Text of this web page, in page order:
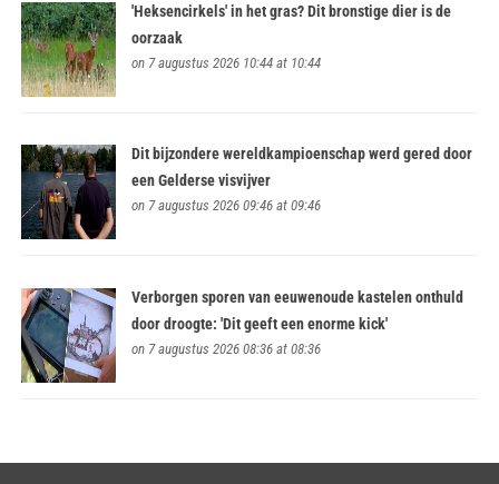
'Heksencirkels' in het gras? Dit bronstige dier is de
oorzaak
on 7 augustus 2026 10:44 at 10:44
Dit bijzondere wereldkampioenschap werd gered door
een Gelderse visvijver
on 7 augustus 2026 09:46 at 09:46
Verborgen sporen van eeuwenoude kastelen onthuld
door droogte: 'Dit geeft een enorme kick'
on 7 augustus 2026 08:36 at 08:36